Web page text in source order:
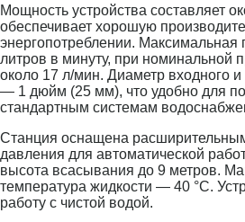
Мощность устройства составляет
обеспечивает хорошую
энергопотреблении.
литров в минуту, при номинальной
около 17 л/мин. Диаметр входного
— 1 дюйм (25 мм), что удобно для
стандартным системам
Станция оснащена
давления для автоматической
высота всасывания до 9 метров.
температура жидкости — 40 °C.
работу с чистой водой.